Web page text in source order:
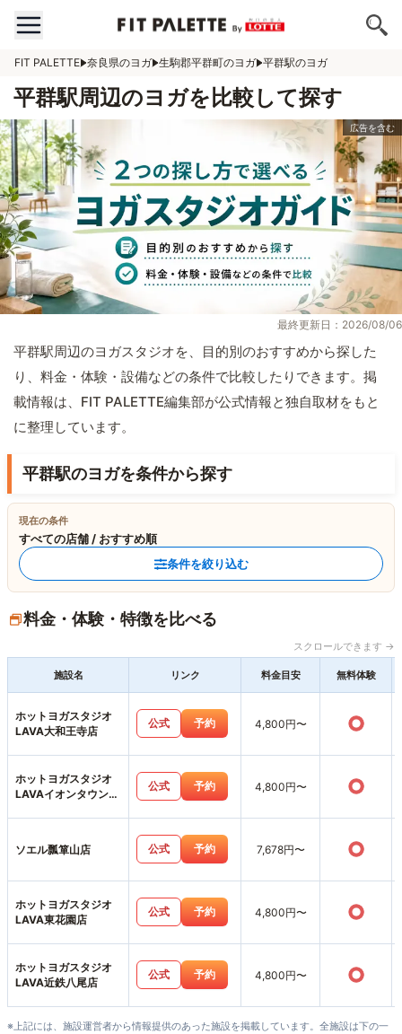
FIT PALETTE 奈良県のヨガ 生駒郡平群町のヨガ 平群駅のヨガ
平群駅周辺のヨガを比較して探す
最終更新日：2026/08/06
平群駅周辺のヨガスタジオを、目的別のおすすめから探した
り、料金・体験・設備などの条件で比較したりできます。掲
載情報は、FIT PALETTE編集部が公式情報と独自取材をもと
に整理しています。
平群駅のヨガを条件から探す
現在の条件
すべての店舗 / おすすめ順
条件を絞り込む
料金・体験・特徴を比べる
スクロールできます →
施設名 リンク 料金目安 無料体験
ホットヨガスタジオ
LAVA大和王寺店
公式 予約 4,800円〜 ○
ホットヨガスタジオ
LAVAイオンタウン富
公式 予約 4,800円〜 ○
ソエル瓢箪山店 公式 予約 7,678円〜 ○
ホットヨガスタジオ
LAVA東花園店
公式 予約 4,800円〜 ○
ホットヨガスタジオ
LAVA近鉄八尾店
公式 予約 4,800円〜 ○
※上記には、施設運営者から情報提供のあった施設を掲載しています。全施設は下の一